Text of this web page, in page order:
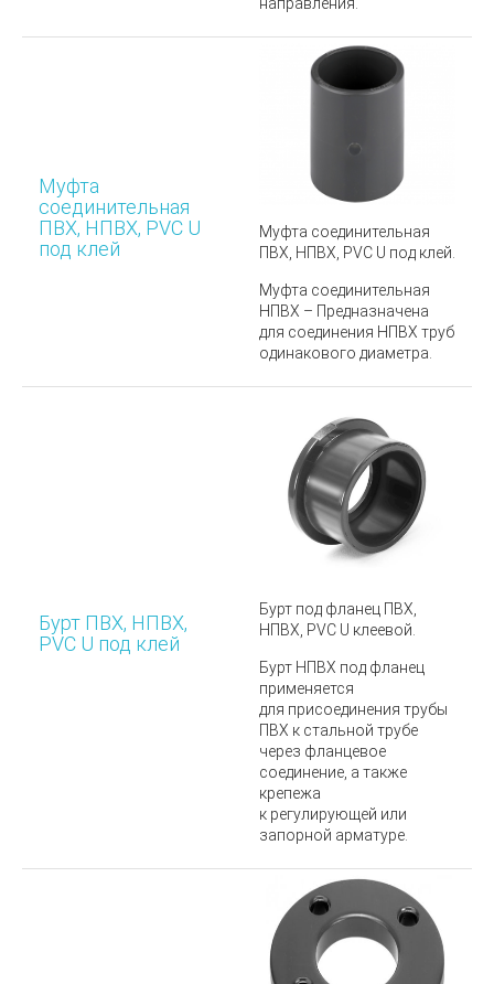
Муфта
соединительная
ПВХ, НПВХ, PVC U
под клей
Муфта соединительная
ПВХ, НПВХ, PVC U под клей.
Муфта соединительная
НПВХ – Предназначена
для соединения НПВХ труб
одинакового диаметра.
Бурт ПВХ, НПВХ,
PVC U под клей
Бурт под фланец ПВХ,
НПВХ, PVC U клеевой.
Бурт НПВХ под фланец
применяется
для присоединения трубы
ПВХ к стальной трубе
через фланцевое
соединение, а также
крепежа
к регулирующей или
запорной арматуре.